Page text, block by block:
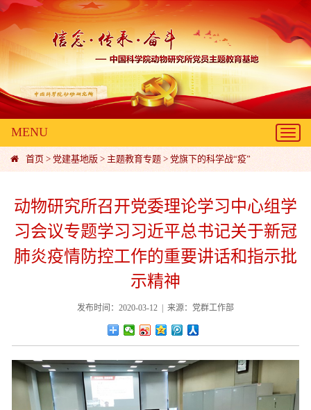
MENU
首页 > 党建基地版 > 主题教育专题 > 党旗下的科学战“疫”
动物研究所召开党委理论学习中心组学
习会议专题学习习近平总书记关于新冠
肺炎疫情防控工作的重要讲话和指示批
示精神
发布时间：2020-03-12 | 来源：党群工作部